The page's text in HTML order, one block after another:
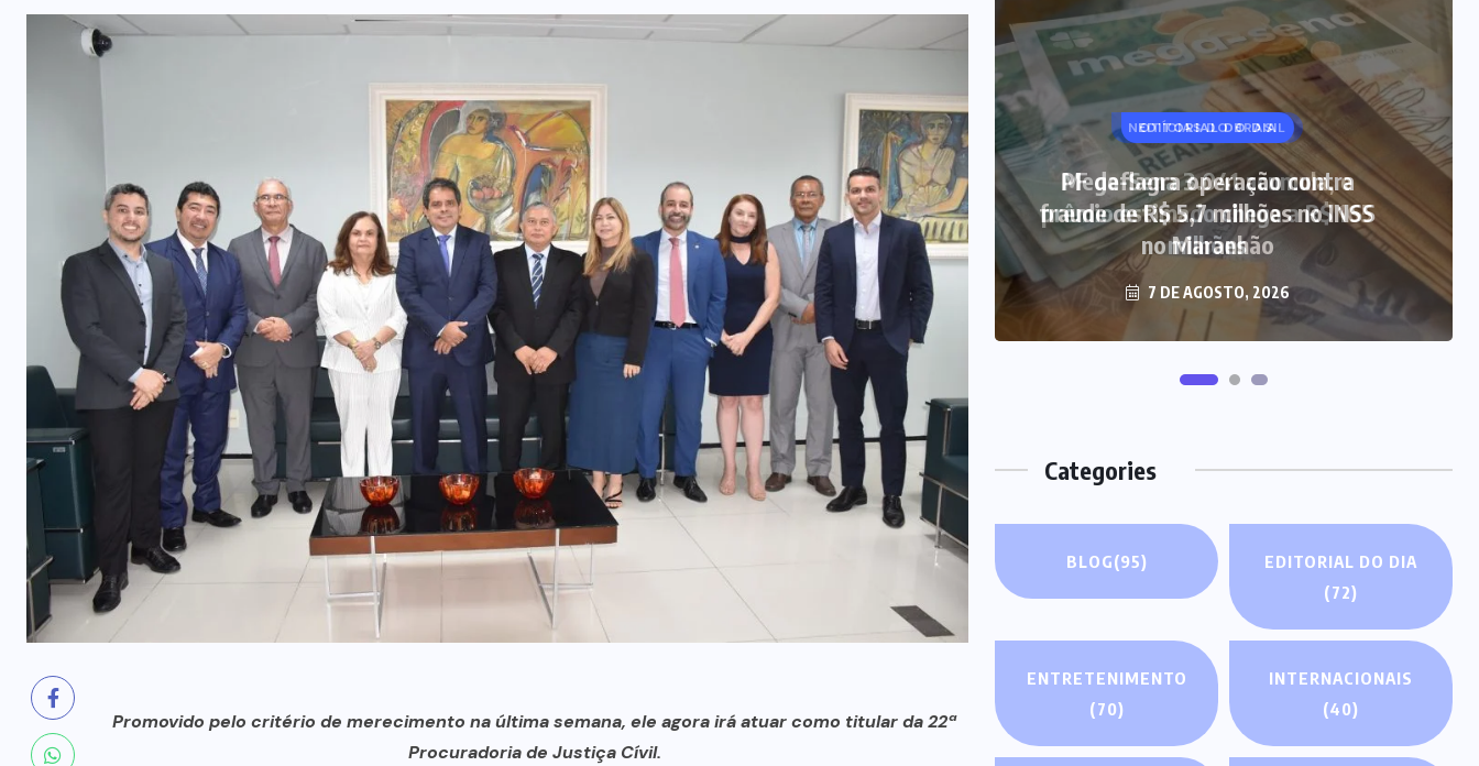
Promovido pelo critério de merecimento na última semana, ele agora irá atuar como titular da 22ª
Procuradoria de Justiça Cívil.
Mulher joga drogas no vaso
sanitário; polícia apreende 3 kg e
prende mãe e filho
7 DE AGOSTO, 2026
PF deflagra operação contra
fraude de R$ 5,7 milhões no INSS
no Maranhão
7 DE AGOSTO, 2026
NOTÍCIAS DO BRASIL
Mega-Sena 3.041 acumula, e
prêmio estimado chega a R$ 165
milhões
7 DE AGOSTO, 2026
Categories
BLOG(95)
EDITORIAL DO DIA
(72)
ENTRETENIMENTO
(70)
INTERNACIONAIS
(40)